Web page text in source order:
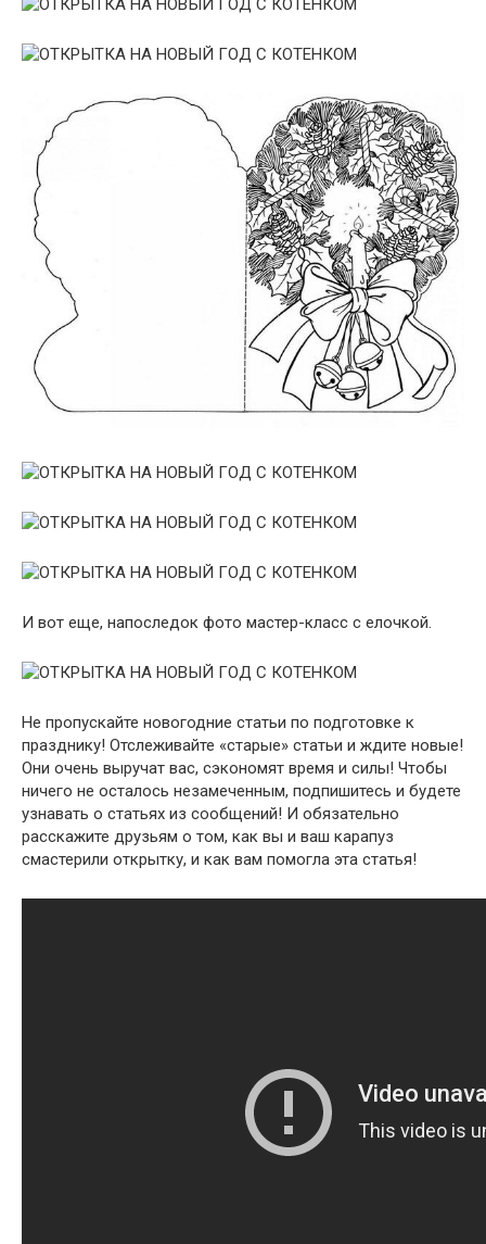
И вот еще, напоследок фото мастер-класс с елочкой.
Не пропускайте новогодние статьи по подготовке к
празднику! Отслеживайте «старые» статьи и ждите новые!
Они очень выручат вас, сэкономят время и силы! Чтобы
ничего не осталось незамеченным, подпишитесь и будете
узнавать о статьях из сообщений! И обязательно
расскажите друзьям о том, как вы и ваш карапуз
смастерили открытку, и как вам помогла эта статья!